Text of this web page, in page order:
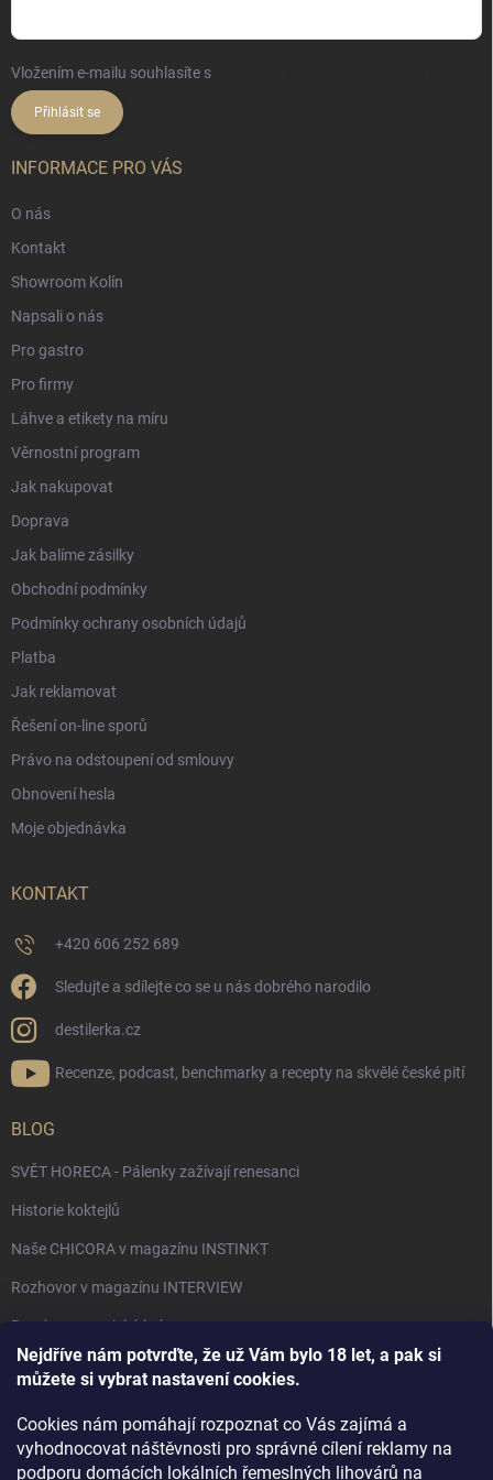
Nejdříve nám potvrďte, že už Vám bylo 18 let, a pak si
můžete si vybrat nastavení cookies.
Cookies nám pomáhají rozpoznat co Vás zajímá a
vyhodnocovat náštěvnosti pro správné cílení reklamy na
podporu domácích lokálních řemeslných lihovárů na
Vložením e-mailu souhlasíte s
Přihlásit se
INFORMACE PRO VÁS
O nás
Kontakt
Showroom Kolín
Napsali o nás
Pro gastro
Pro firmy
Láhve a etikety na míru
Věrnostní program
Jak nakupovat
Doprava
Jak balíme zásilky
Obchodní podmínky
Podmínky ochrany osobních údajů
Platba
Jak reklamovat
Řešení on-line sporů
Právo na odstoupení od smlouvy
Obnovení hesla
Moje objednávka
KONTAKT
+420 606 252 689
Sledujte a sdílejte co se u nás dobrého narodilo
destilerka.cz
Recenze, podcast, benchmarky a recepty na skvělé české pití
BLOG
SVĚT HORECA - Pálenky zažívají renesanci
Historie koktejlů
Naše CHICORA v magazínu INSTINKT
Rozhovor v magazínu INTERVIEW
Bourbon, americká krása.
Napsali v TÝDNU o naší práci
Rozhovor s DESTILERKA.CZ v magazínu DRINKING-CAT